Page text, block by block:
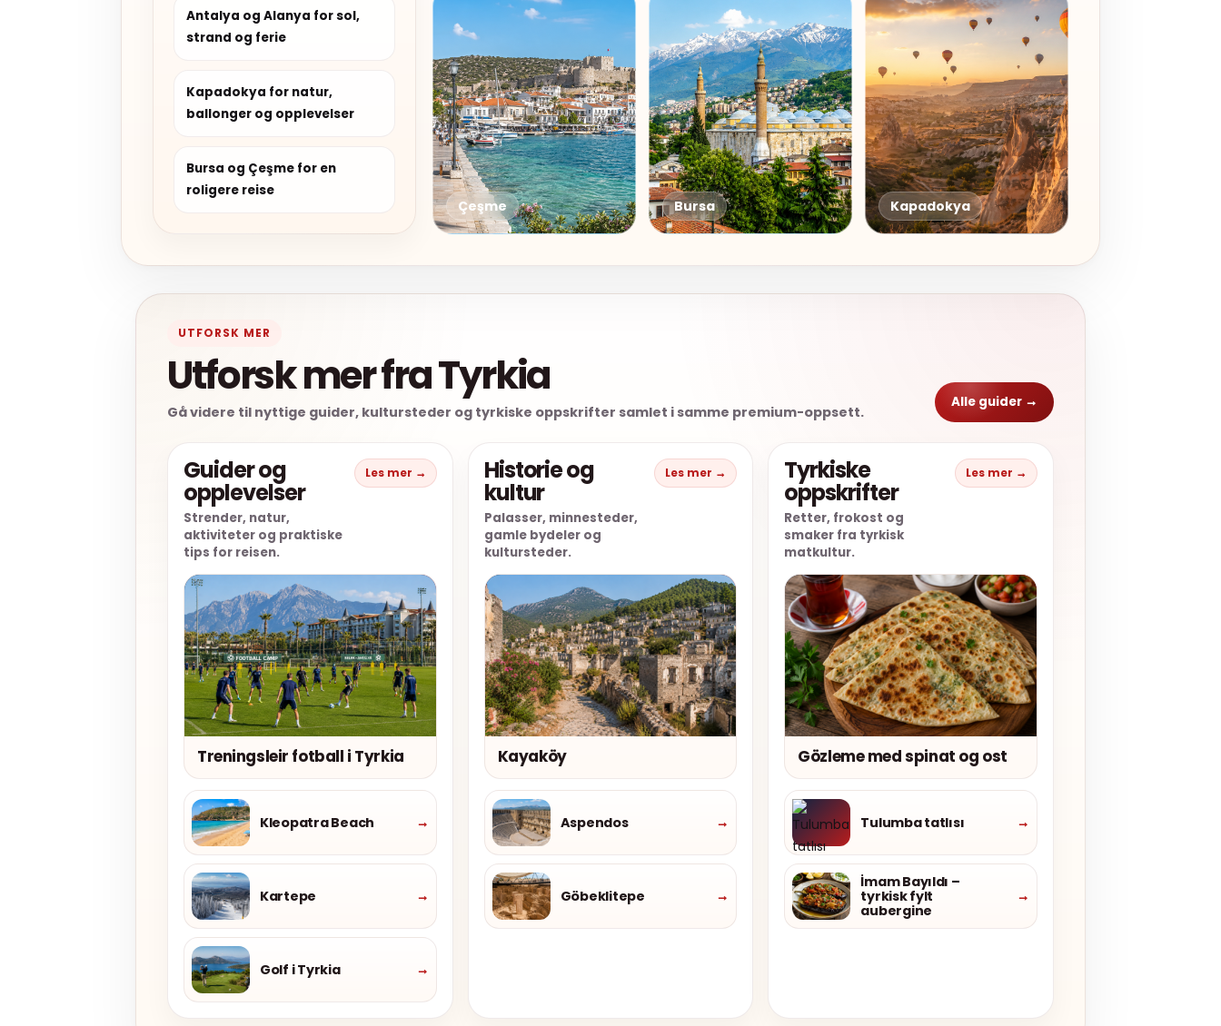
Antalya og Alanya for sol,
strand og ferie
Kapadokya for natur,
ballonger og opplevelser
Bursa og Çeşme for en
roligere reise
Çeşme Bursa Kapadokya
UTFORSK MER
Utforsk mer fra Tyrkia
Gå videre til nyttige guider, kultursteder og tyrkiske oppskrifter samlet i samme premium-oppsett.
Alle guider →
Guider og
opplevelser
Strender, natur,
aktiviteter og praktiske
tips for reisen.
Les mer →
Treningsleir fotball i Tyrkia
Kleopatra Beach →
Kartepe →
Golf i Tyrkia →
Historie og
kultur
Palasser, minnesteder,
gamle bydeler og
kultursteder.
Les mer →
Kayaköy
Aspendos →
Göbeklitepe →
Tyrkiske
oppskrifter
Retter, frokost og
smaker fra tyrkisk
matkultur.
Les mer →
Gözleme med spinat og ost
Tulumba tatlısı →
İmam Bayıldı –
tyrkisk fylt
aubergine
→